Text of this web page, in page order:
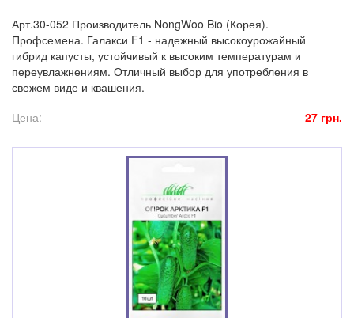
Арт.30-052 Производитель NongWoo Bio (Корея).
Профсемена. Галакси F1 - надежный высокоурожайный
гибрид капусты, устойчивый к высоким температурам и
переувлажнениям. Отличный выбор для употребления в
свежем виде и квашения.
Цена:
27 грн.